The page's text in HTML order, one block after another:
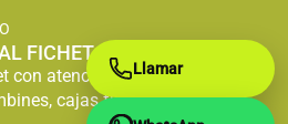
FICHET
atención especializada en
cajas fuertes y servicio
Llamar